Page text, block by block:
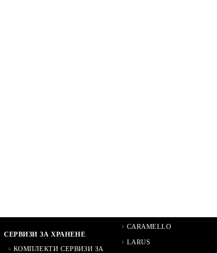
СЕРВИЗИ ЗА ХРАНЕНЕ
КОМПЛЕКТИ СЕРВИЗИ ЗА
CARAMELLO
LARUS